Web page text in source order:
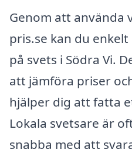
Genom att använda
pris.se kan du
på svets i Södra Vi.
att jämföra priser
hjälper dig att fatta
Lokala svetsare är
snabba med att